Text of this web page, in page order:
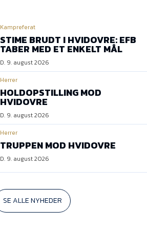
Kampreferat
STIME BRUDT I HVIDOVRE: EFB
TABER MED ET ENKELT MÅL
D. 9. august 2026
Herrer
HOLDOPSTILLING MOD
HVIDOVRE
D. 9. august 2026
Herrer
TRUPPEN MOD HVIDOVRE
D. 9. august 2026
SE ALLE NYHEDER